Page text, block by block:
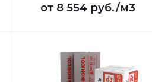
от 8 554 руб./м3